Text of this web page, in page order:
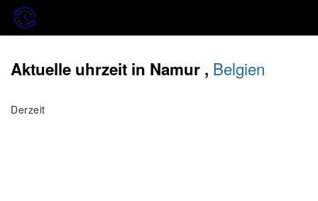
Aktuelle uhrzeit in Namur , Belgien
Derzeit